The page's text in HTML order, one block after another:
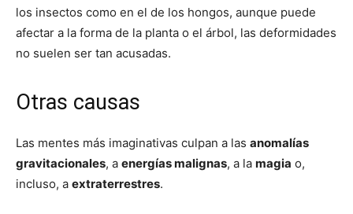
los insectos como en el de los hongos, aunque puede
afectar a la forma de la planta o el árbol, las deformidades
no suelen ser tan acusadas.
Otras causas
Las mentes más imaginativas culpan a las anomalías
gravitacionales, a energías malignas, a la magia o,
incluso, a extraterrestres.